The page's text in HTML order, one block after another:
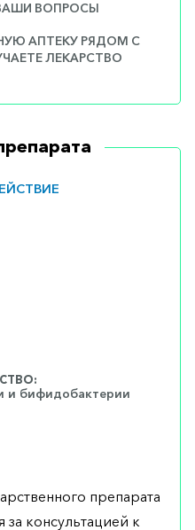
ВОПРОСЫ
АПТЕКУ РЯДОМ С
ЛЕКАРСТВО
и бифидобактерии
препарата
консультацией к